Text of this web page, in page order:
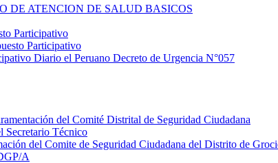
DE ATENCION DE SALUD BASICOS
Participativo
Participativo
Diario el Peruano Decreto de Urgencia N°057
del Comité Distrital de Seguridad Ciudadana
Secretario Técnico
del Comite de Seguridad Ciudadana del Distrito de
A